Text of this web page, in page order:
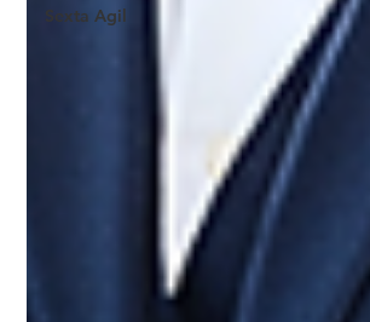
Sexta Agil